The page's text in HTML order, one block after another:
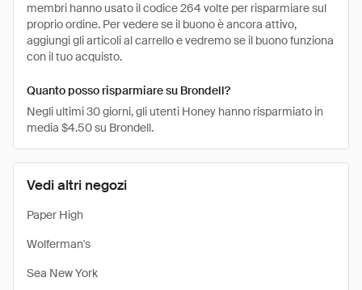
Vedi altri negozi
Paper High
Wolferman's
Sea New York
membri hanno usato il codice 264 volte per risparmiare sul
proprio ordine. Per vedere se il buono è ancora attivo,
aggiungi gli articoli al carrello e vedremo se il buono funziona
con il tuo acquisto.
Quanto posso risparmiare su Brondell?
Negli ultimi 30 giorni, gli utenti Honey hanno risparmiato in
media $4.50 su Brondell.